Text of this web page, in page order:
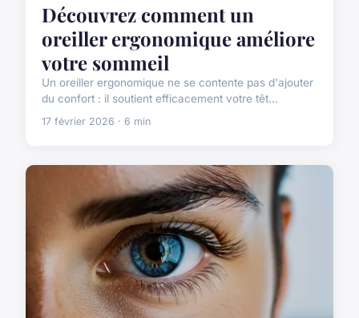
Découvrez comment un
oreiller ergonomique améliore
votre sommeil
Un oreiller ergonomique ne se contente pas d'ajouter
du confort : il soutient efficacement votre têt...
17 février 2026 · 6 min